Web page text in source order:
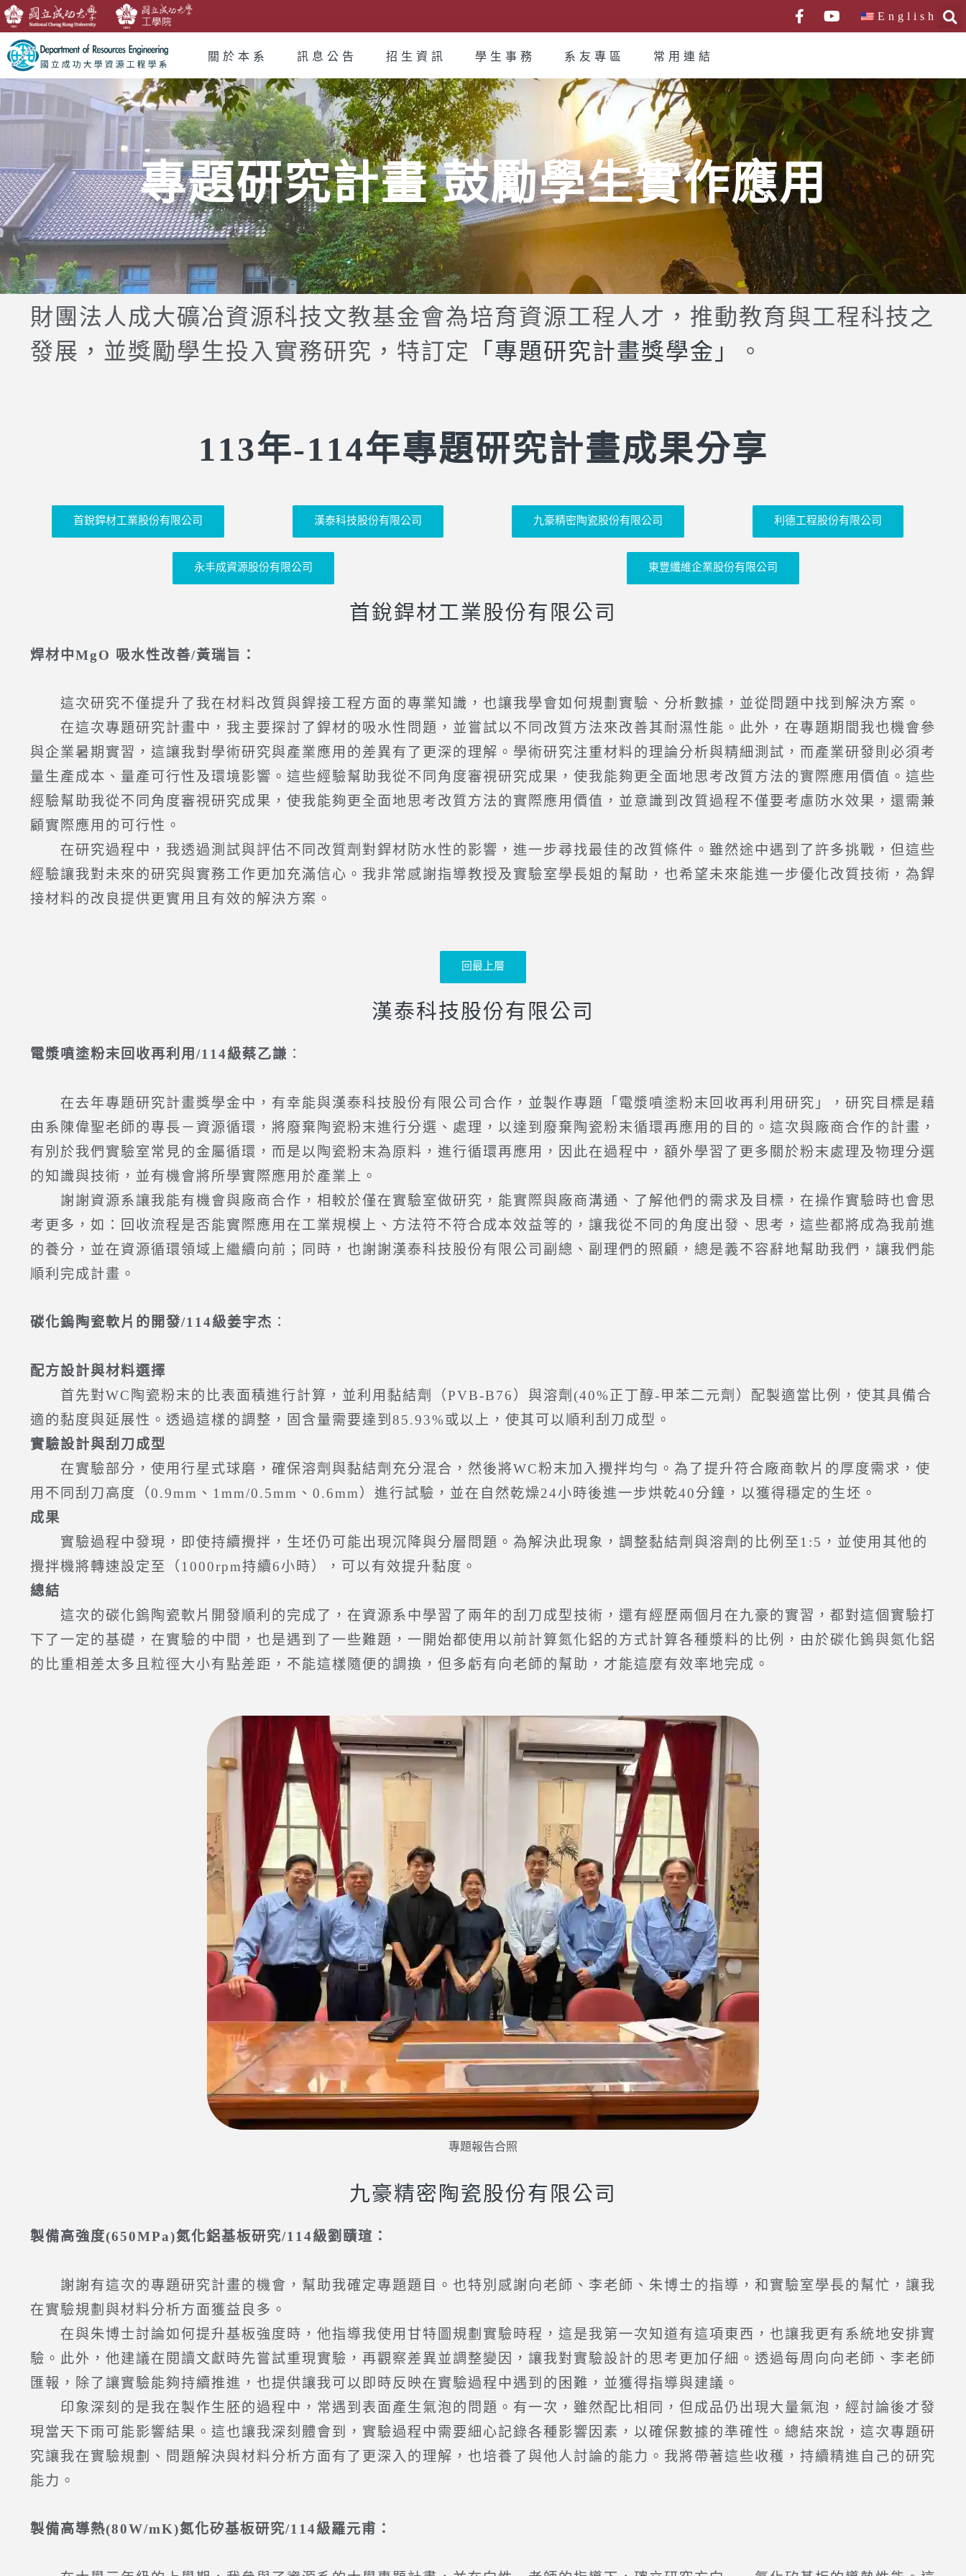
English
關於本系 訊息公告 招生資訊 學生事務 系友專區 常用連結
專題研究計畫 鼓勵學生實作應用
財團法人成大礦冶資源科技文教基金會為培育資源工程人才，推動教育與工程科技之
發展，並獎勵學生投入實務研究，特訂定
「專題研究計畫獎學金」 。
113年-114年專題研究計畫成果分享
首銳銲材工業股份有限公司 漢泰科技股份有限公司 九豪精密陶瓷股份有限公司 利德工程股份有限公司
永丰成資源股份有限公司 東豐纖維企業股份有限公司
首銳銲材工業股份有限公司
焊材中MgO 吸水性改善/黃瑞旨：
這次研究不僅提升了我在材料改質與銲接工程方面的專業知識，也讓我學會如何規劃實驗、分析數據，並從問題中找到解決方案。
在這次專題研究計畫中，我主要探討了銲材的吸水性問題，並嘗試以不同改質方法來改善其耐濕性能。此外，在專題期間我也機會參
與企業暑期實習，這讓我對學術研究與產業應用的差異有了更深的理解。學術研究注重材料的理論分析與精細測試，而產業研發則必須考
量生產成本、量產可行性及環境影響。這些經驗幫助我從不同角度審視研究成果，使我能夠更全面地思考改質方法的實際應用價值。這些
經驗幫助我從不同角度審視研究成果，使我能夠更全面地思考改質方法的實際應用價值，並意識到改質過程不僅要考慮防水效果，還需兼
顧實際應用的可行性。
在研究過程中，我透過測試與評估不同改質劑對銲材防水性的影響，進一步尋找最佳的改質條件。雖然途中遇到了許多挑戰，但這些
經驗讓我對未來的研究與實務工作更加充滿信心。我非常感謝指導教授及實驗室學長姐的幫助，也希望未來能進一步優化改質技術，為銲
接材料的改良提供更實用且有效的解決方案。
回最上層
漢泰科技股份有限公司
電漿噴塗粉末回收再利用 /114級蔡乙謙 ：
在去年專題研究計畫獎學金中，有幸能與漢泰科技股份有限公司合作，並製作專題「電漿噴塗粉末回收再利用研究」，研究目標是藉
由系陳偉聖老師的專長－資源循環，將廢棄陶瓷粉末進行分選、處理，以達到廢棄陶瓷粉末循環再應用的目的。這次與廠商合作的計畫，
有別於我們實驗室常見的金屬循環，而是以陶瓷粉末為原料，進行循環再應用，因此在過程中，額外學習了更多關於粉末處理及物理分選
的知識與技術，並有機會將所學實際應用於產業上。
謝謝資源系讓我能有機會與廠商合作，相較於僅在實驗室做研究，能實際與廠商溝通、了解他們的需求及目標，在操作實驗時也會思
考更多，如：回收流程是否能實際應用在工業規模上、方法符不符合成本效益等的，讓我從不同的角度出發、思考，這些都將成為我前進
的養分，並在資源循環領域上繼續向前；同時，也謝謝漢泰科技股份有限公司副總、副理們的照顧，總是義不容辭地幫助我們，讓我們能
順利完成計畫。
碳化鎢陶瓷軟片的開發/114級姜宇杰 ：
配方設計與材料選擇
首先對WC陶瓷粉末的比表面積進行計算，並利用黏結劑（PVB-B76）與溶劑(40%正丁醇-甲苯二元劑）配製適當比例，使其具備合
適的黏度與延展性。透過這樣的調整，固含量需要達到85.93%或以上，使其可以順利刮刀成型。
實驗設計與刮刀成型
在實驗部分，使用行星式球磨，確保溶劑與黏結劑充分混合，然後將WC粉末加入攪拌均勻。為了提升符合廠商軟片的厚度需求，使
用不同刮刀高度（0.9mm、1mm/0.5mm、0.6mm）進行試驗，並在自然乾燥24小時後進一步烘乾40分鐘，以獲得穩定的生坯。
成果
實驗過程中發現，即使持續攪拌，生坯仍可能出現沉降與分層問題。為解決此現象，調整黏結劑與溶劑的比例至1:5，並使用其他的
攪拌機將轉速設定至（1000rpm持續6小時），可以有效提升黏度。
總結
這次的碳化鎢陶瓷軟片開發順利的完成了，在資源系中學習了兩年的刮刀成型技術，還有經歷兩個月在九豪的實習，都對這個實驗打
下了一定的基礎，在實驗的中間，也是遇到了一些難題，一開始都使用以前計算氮化鋁的方式計算各種漿料的比例，由於碳化鎢與氮化鋁
的比重相差太多且粒徑大小有點差距，不能這樣隨便的調換，但多虧有向老師的幫助，才能這麼有效率地完成。
專題報告合照
九豪精密陶瓷股份有限公司
製備高強度(650MPa)氮化鋁基板研究/114級劉賾瑄：
謝謝有這次的專題研究計畫的機會，幫助我確定專題題目。也特別感謝向老師、李老師、朱博士的指導，和實驗室學長的幫忙，讓我
在實驗規劃與材料分析方面獲益良多。
在與朱博士討論如何提升基板強度時，他指導我使用甘特圖規劃實驗時程，這是我第一次知道有這項東西，也讓我更有系統地安排實
驗。此外，他建議在閱讀文獻時先嘗試重現實驗，再觀察差異並調整變因，讓我對實驗設計的思考更加仔細。透過每周向向老師、李老師
匯報，除了讓實驗能夠持續推進，也提供讓我可以即時反映在實驗過程中遇到的困難，並獲得指導與建議。
印象深刻的是我在製作生胚的過程中，常遇到表面產生氣泡的問題。有一次，雖然配比相同，但成品仍出現大量氣泡，經討論後才發
現當天下雨可能影響結果。這也讓我深刻體會到，實驗過程中需要細心記錄各種影響因素，以確保數據的準確性。總結來說，這次專題研
究讓我在實驗規劃、問題解決與材料分析方面有了更深入的理解，也培養了與他人討論的能力。我將帶著這些收穫，持續精進自己的研究
能力。
製備高導熱(80W/mK)氮化矽基板研究/114級羅元甫：